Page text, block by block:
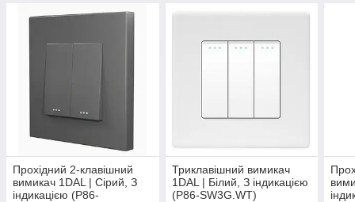
Прохідний 2-клавішний
вимикач 1DAL | Сірий, З
індикацією (P86-
Триклавішний вимикач
1DAL | Білий, З індикацією
(P86-SW3G.WT)